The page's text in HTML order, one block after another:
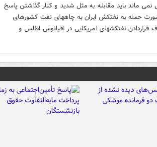
ماند باید مقابله به مثل شدید و کنار گذاشتن پاسخ
حمله به نفتکش ایران به چاههای نفت کشورهای
نفتکشهای امریکایی در اقیانوس اطلس و